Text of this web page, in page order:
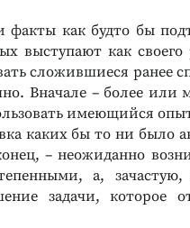
факты как будто бы
выступают как своего
сложившиеся ранее
Вначале – более или
имеющийся
каких бы то ни было
– неожиданно
а, зачастую,
задачи, которое